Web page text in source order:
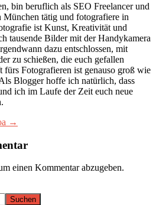
bin beruflich als SEO Freelancer und
tätig und fotografiere in
ist Kunst, Kreativität und
tausende Bilder mit der Handykamera
dazu entschlossen, mit
zu schießen, die euch gefallen
fürs Fotografieren ist genauso groß wie
Blogger hoffe ich natürlich, dass
ich im Laufe der Zeit euch neue
→
einen Kommentar abzugeben.
Suchen